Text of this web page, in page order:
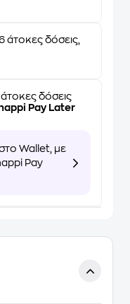
άτοκες δόσεις,
δόσεις
Pay Later
Wallet, με
Pay